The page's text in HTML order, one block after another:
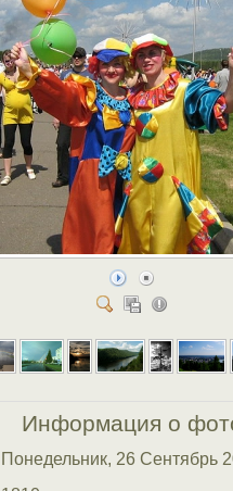
Информация о
Понедельник, 26 Сентябрь